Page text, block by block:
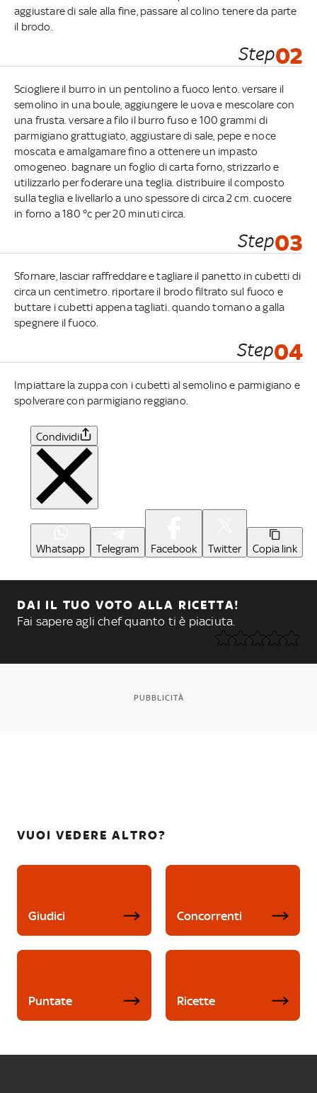
aggiustare di sale alla fine, passare al colino tenere da parte
il brodo.
Step02
Sciogliere il burro in un pentolino a fuoco lento. versare il
semolino in una boule, aggiungere le uova e mescolare con
una frusta. versare a filo il burro fuso e 100 grammi di
parmigiano grattugiato, aggiustare di sale, pepe e noce
moscata e amalgamare fino a ottenere un impasto
omogeneo. bagnare un foglio di carta forno, strizzarlo e
utilizzarlo per foderare una teglia. distribuire il composto
sulla teglia e livellarlo a uno spessore di circa 2 cm. cuocere
in forno a 180 °c per 20 minuti circa.
Step03
Sfornare, lasciar raffreddare e tagliare il panetto in cubetti di
circa un centimetro. riportare il brodo filtrato sul fuoco e
buttare i cubetti appena tagliati. quando tornano a galla
spegnere il fuoco.
Step04
Impiattare la zuppa con i cubetti al semolino e parmigiano e
spolverare con parmigiano reggiano.
Condividi
Whatsapp Telegram Facebook Twitter Copia link
DAI IL TUO VOTO ALLA RICETTA!
Fai sapere agli chef quanto ti è piaciuta.
PUBBLICITÀ
VUOI VEDERE ALTRO?
Giudici Concorrenti
Puntate Ricette